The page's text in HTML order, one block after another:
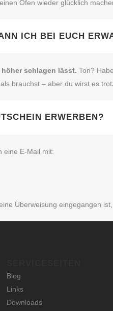
Ofen wieder glücklich
ICH BEI EUCH
schlagen lässt. Ton?
brauchst – aber du wirst es
ERWERBEN?
eine E‑Mail mit:
Überweisung eingegangen
Blog
Links
Downloads